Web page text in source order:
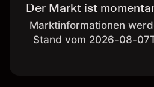
Der Markt ist
Marktinformationen
Stand vom 2026-08-